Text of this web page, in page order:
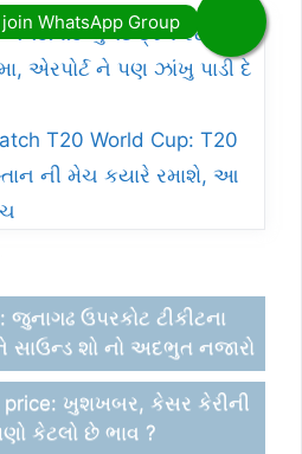
બુલેટ ટ્રેન સ્ટેશન
એરપોર્ટ ને પણ ઝાંખુ પાડી દે
T20 World Cup: T20
ની મેચ કયારે રમાશે, આ
જુનાગઢ ઉપરકોટ ટીકીટના
સાઉન્ડ શો નો અદભુત નજારો
price: ખુશખબર, કેસર કેરીની
કેટલો છે ભાવ ?